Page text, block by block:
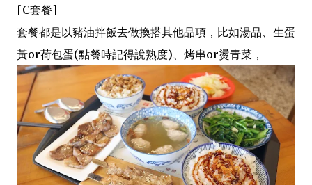
[C套餐]
套餐都是以豬油拌飯去做換搭其他品項，比如湯品、生蛋
黃or荷包蛋(點餐時記得說熟度)、烤串or燙青菜，